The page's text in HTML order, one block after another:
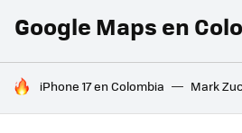
Google Maps en
HOY SE HABLA DE
iPhone 17 en Colombia Mark